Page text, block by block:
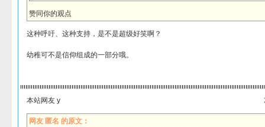
赞同你的观点
这种呼吁、这种支持，是不是超级好笑啊？
幼稚可不是信仰组成的一部分哦。
本站网友 y
网友 匿名 的原文：